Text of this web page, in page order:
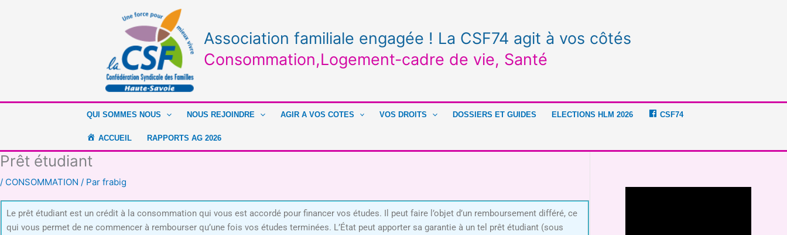
Association familiale engagée ! La CSF74 agit à vos côtés
Consommation,Logement-cadre de vie, Santé
QUI SOMMES NOUS NOUS REJOINDRE AGIR A VOS COTES VOS DROITS DOSSIERS ET GUIDES ELECTIONS HLM 2026 CSF74
ACCUEIL RAPPORTS AG 2026
Prêt étudiant
/ CONSOMMATION / Par frabig
Le prêt étudiant est un crédit à la consommation qui vous est accordé pour financer vos études. Il peut faire l’objet d’un remboursement différé, ce
qui vous permet de ne commencer à rembourser qu’une fois vos études terminées. L’État peut apporter sa garantie à un tel prêt étudiant (sous